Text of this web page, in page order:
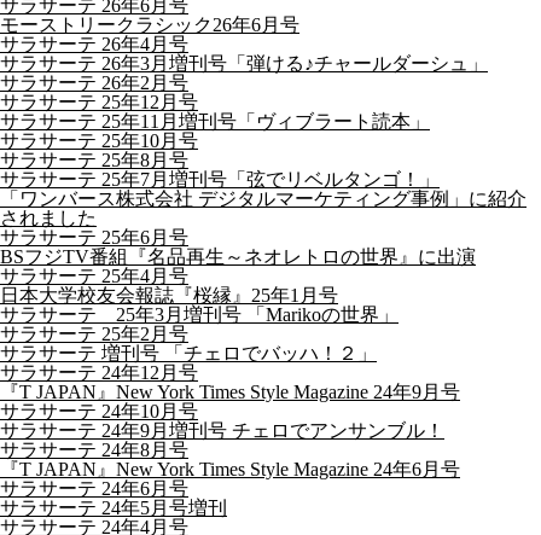
サラサーテ 26年6月号
モーストリークラシック26年6月号
サラサーテ 26年4月号
サラサーテ 26年3月増刊号「弾ける♪チャールダーシュ」
サラサーテ 26年2月号
サラサーテ 25年12月号
サラサーテ 25年11月増刊号「ヴィブラート読本」
サラサーテ 25年10月号
サラサーテ 25年8月号
サラサーテ 25年7月増刊号「弦でリベルタンゴ！」
「ワンバース株式会社 デジタルマーケティング事例」に紹介
されました
サラサーテ 25年6月号
BSフジTV番組『名品再生～ネオレトロの世界』に出演
サラサーテ 25年4月号
日本大学校友会報誌『桜縁』25年1月号
サラサーテ 25年3月増刊号 「Marikoの世界」
サラサーテ 25年2月号
サラサーテ 増刊号 「チェロでバッハ！２」
サラサーテ 24年12月号
『T JAPAN』New York Times Style Magazine 24年9月号
サラサーテ 24年10月号
サラサーテ 24年9月増刊号 チェロでアンサンブル！
サラサーテ 24年8月号
『T JAPAN』New York Times Style Magazine 24年6月号
サラサーテ 24年6月号
サラサーテ 24年5月号増刊
サラサーテ 24年4月号